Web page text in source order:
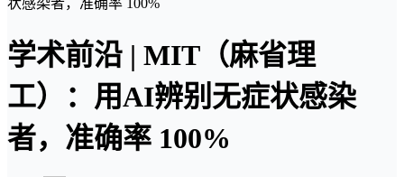
状感染者，准确率 100%
学术前沿 | MIT（麻省理
工）：用AI辨别无症状感染
者，准确率 100%